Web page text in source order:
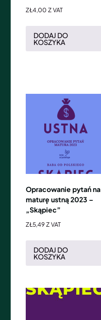
ZŁ4,00 Z VAT
DODAJ DO
KOSZYKA
Opracowanie pytań na
maturę ustną 2023 –
„Skąpiec”
ZŁ5,49 Z VAT
DODAJ DO
KOSZYKA